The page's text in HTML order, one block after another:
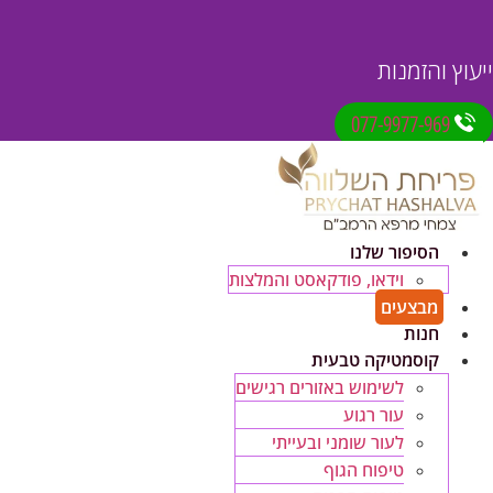
ייעוץ והזמנות
077-9977-969
הסיפור שלנו
וידאו, פודקאסט והמלצות
מבצעים
חנות
קוסמטיקה טבעית
לשימוש באזורים רגישים
עור רגוע
לעור שומני ובעייתי
טיפוח הגוף